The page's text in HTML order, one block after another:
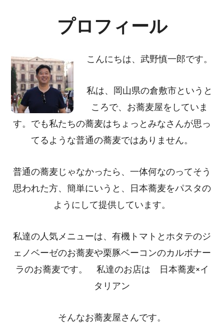
プロフィール
こんにちは、武野慎一郎です。
私は、岡山県の倉敷市というと
ころで、お蕎麦屋をしていま
す。でも私たちの蕎麦はちょっとみなさんが思っ
てるような普通の蕎麦ではありません。
普通の蕎麦じゃなかったら、一体何なのってそう
思われた方、簡単にいうと、日本蕎麦をパスタの
ようにして提供しています。
私達の人気メニューは、有機トマトとホタテのジ
ェノベーゼのお蕎麦や栗豚ベーコンのカルボナー
ラのお蕎麦です。 私達のお店は 日本蕎麦×イ
タリアン
そんなお蕎麦屋さんです。